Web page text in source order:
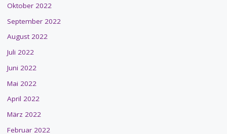
Oktober 2022
September 2022
August 2022
Juli 2022
Juni 2022
Mai 2022
April 2022
März 2022
Februar 2022